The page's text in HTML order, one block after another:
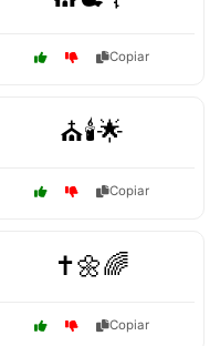
Copiar
⛪🕯️🌟
Copiar
✝️🌼🌈
Copiar